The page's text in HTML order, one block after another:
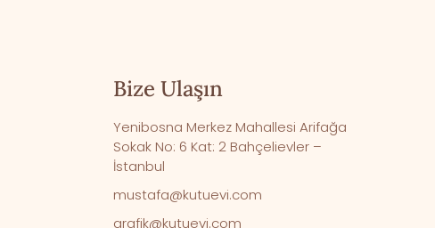
Bize Ulaşın
Yenibosna Merkez Mahallesi Arifağa
Sokak No: 6 Kat: 2 Bahçelievler –
İstanbul
mustafa@kutuevi.com
grafik@kutuevi.com